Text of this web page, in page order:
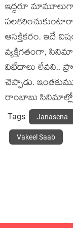
ఇద్దరూ
ఆసక్తికరం. ఇదే
వ్యక్తిగతంగా,
విభేదాలు లేవని..
చెప్పాడు.
రాంబాబు
Tags Janasena
Vakeel Saab